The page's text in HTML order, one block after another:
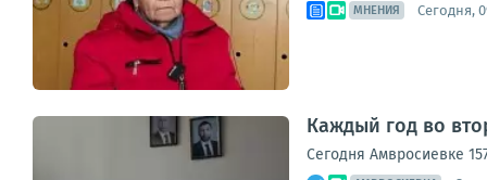
МНЕНИЯ Сегодня,
Каждый год во
Сегодня Амвросиевке